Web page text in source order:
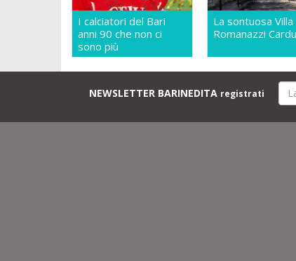
I calciatori del Bari
anni 90 che non ci
sono più
La sontuosa Villa
Romanazzi
NEWSLETTER BARINEDITA registrati